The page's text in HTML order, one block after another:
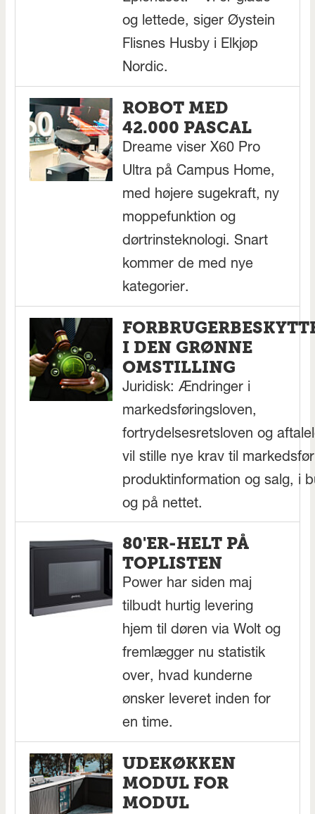
og lettede, siger Øystein
Flisnes Husby i Elkjøp
Nordic.
ROBOT MED
42.000 PASCAL
Dreame viser X60 Pro
Ultra på Campus Home,
med højere sugekraft, ny
moppefunktion og
dørtrinsteknologi. Snart
kommer de med nye
kategorier.
I DEN GRØNNE
OMSTILLING
Juridisk: Ændringer i
markedsføringsloven,
fortrydelsesretsloven og
vil stille nye krav til
produktinformation og salg, i
og på nettet.
80'ER-HELT PÅ
TOPLISTEN
Power har siden maj
tilbudt hurtig levering
hjem til døren via Wolt og
fremlægger nu statistik
over, hvad kunderne
ønsker leveret inden for
en time.
UDEKØKKEN
MODUL FOR
MODUL